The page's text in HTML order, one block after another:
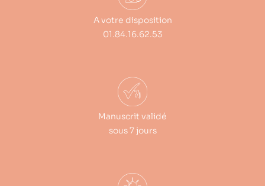
A votre disposition
01.84.16.62.53
Manuscrit validé
sous 7 jours